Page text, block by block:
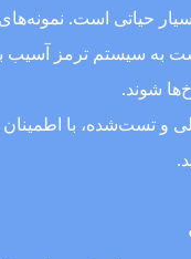
حیاتی است. نمونه‌های
به سیستم ترمز آسیب
شوند.
و تست‌شده، با